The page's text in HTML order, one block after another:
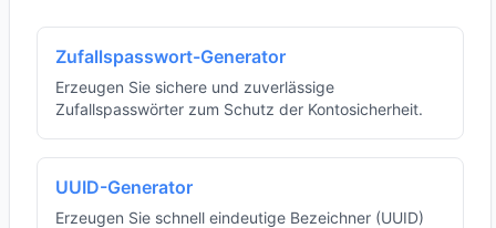
Zufallspasswort-Generator
Erzeugen Sie sichere und zuverlässige
Zufallspasswörter zum Schutz der Kontosicherheit.
UUID-Generator
Erzeugen Sie schnell eindeutige Bezeichner (UUID)